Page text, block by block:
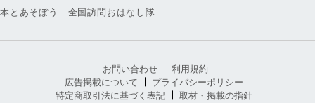
本とあそぼう 全国訪問おはなし隊
お問い合わせ
利用規約
広告掲載について
プライバシーポリシー
特定商取引法に基づく表記
取材・掲載の指針